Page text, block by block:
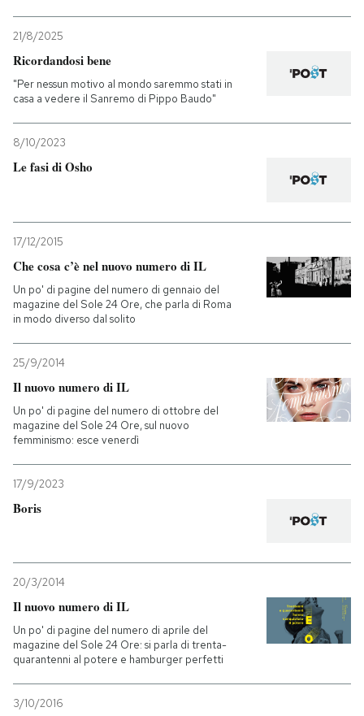
21/8/2025
Ricordandosi bene
"Per nessun motivo al mondo saremmo stati in
casa a vedere il Sanremo di Pippo Baudo"
8/10/2023
Le fasi di Osho
17/12/2015
Che cosa c’è nel nuovo numero di IL
Un po' di pagine del numero di gennaio del
magazine del Sole 24 Ore, che parla di Roma
in modo diverso dal solito
25/9/2014
Il nuovo numero di IL
Un po' di pagine del numero di ottobre del
magazine del Sole 24 Ore, sul nuovo
femminismo: esce venerdì
17/9/2023
Boris
20/3/2014
Il nuovo numero di IL
Un po' di pagine del numero di aprile del
magazine del Sole 24 Ore: si parla di trenta-
quarantenni al potere e hamburger perfetti
3/10/2016